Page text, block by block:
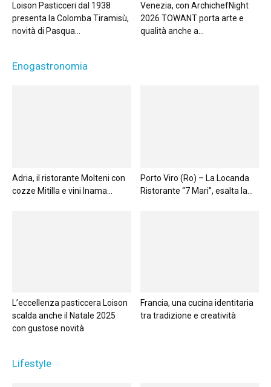
Loison Pasticceri dal 1938
presenta la Colomba Tiramisù,
novità di Pasqua...
Venezia, con ArchichefNight
2026 TOWANT porta arte e
qualità anche a...
Enogastronomia
Adria, il ristorante Molteni con
cozze Mitilla e vini Inama...
Porto Viro (Ro) – La Locanda
Ristorante “7 Mari”, esalta la...
L’eccellenza pasticcera Loison
scalda anche il Natale 2025
con gustose novità
Francia, una cucina identitaria
tra tradizione e creatività
Lifestyle